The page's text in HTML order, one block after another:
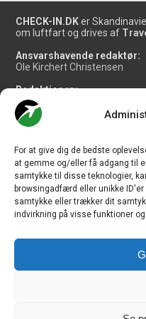
For at give dig de bedste
at gemme og/eller få adgang til
samtykke til disse teknologier,
browsingadfærd eller unikke
samtykke eller trækker dit
indvirkning på visse funktioner
CHECK-IN.DK er
om luftfart og drives af
Ansvarshavende redaktør:
Ole Kirchert Christensen
Redaktionen:
Christian Granhøj Skouboe
Henrik Baumgarten
Danny Longhi Andreasen
Salg og jobannoncer:
salg@travelmedianordic.com
Vi tager ansvar for indholdet